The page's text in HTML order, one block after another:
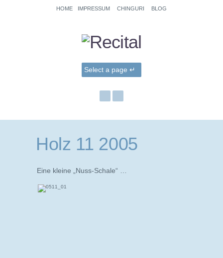
HOME IMPRESSUM CHINGURI BLOG
Holz 11 2005
Eine kleine „Nuss-Schale“ …